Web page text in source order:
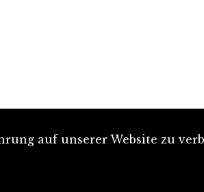
auf unserer Website zu